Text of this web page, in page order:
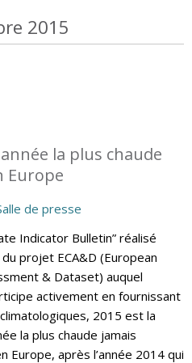
2015
la plus chaude
Europe
de presse
Indicator Bulletin” réalisé
projet ECA&D (European
& Dataset) auquel
activement en fournissant
2015 est la
la plus chaude jamais
Europe, après l’année 2014 qui